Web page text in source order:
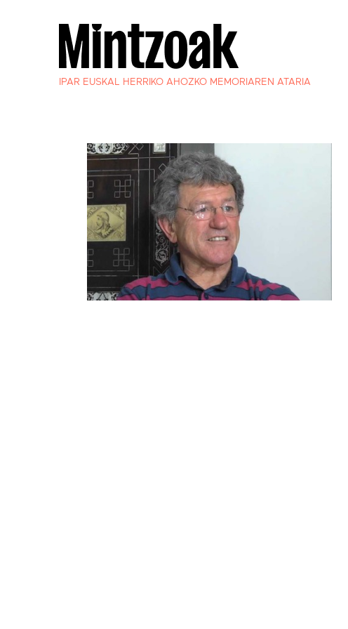
IPAR EUSKAL HERRIKO AHOZKO MEMORIAREN ATARIA